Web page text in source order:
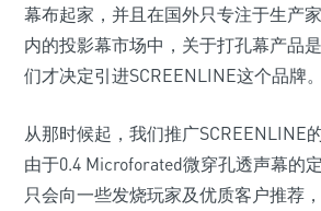
幕布起家，并且在国外只专注于生产
内的投影幕市场中，关于打孔幕产品
们才决定引进SCREENLINE这个品牌。
从那时候起，我们推广SCREENLINE
由于0.4 Microforated微穿孔透声幕的
只会向一些发烧玩家及优质客户推荐